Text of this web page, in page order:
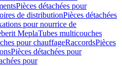
Pièces détachées pour
de distributionPièces détachées
pour nourrice de
MeplaTubes multicouches
pour chauffageRaccordsPièces
Pièces détachées pour
pour